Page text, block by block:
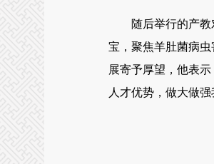
随后举行的产教对
宝，聚焦羊肚菌病
展寄予厚望，他表
人才优势，做大做强